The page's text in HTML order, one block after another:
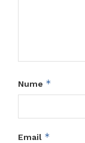
Nume *
Email *